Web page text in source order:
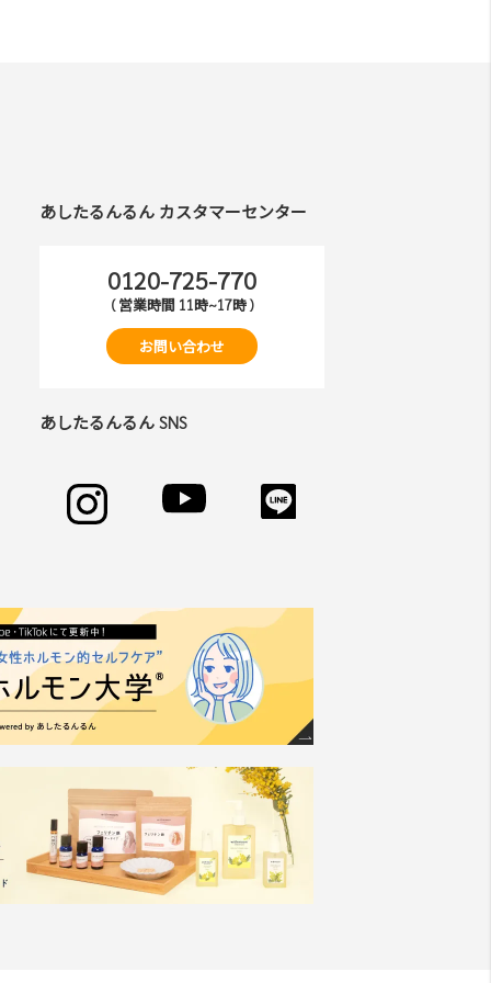
あしたるんるん カスタマーセンター
0120-725-770
( 営業時間 11時~17時 )
お問い合わせ
あしたるんるん SNS